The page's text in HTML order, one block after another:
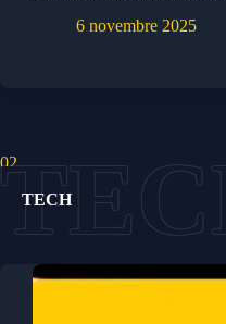
6 novembre 2025
02.
TECH